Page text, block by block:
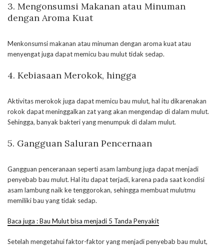
3. Mengonsumsi Makanan atau Minuman
dengan Aroma Kuat
Menkonsumsi makanan atau minuman dengan aroma kuat atau
menyengat juga dapat memicu bau mulut tidak sedap.
4. Kebiasaan Merokok, hingga
Aktivitas merokok juga dapat memicu bau mulut, hal itu dikarenakan
rokok dapat meninggalkan zat yang akan mengendap di dalam mulut.
Sehingga, banyak bakteri yang menumpuk di dalam mulut.
5. Gangguan Saluran Pencernaan
Gangguan penceranaan seperti asam lambung juga dapat menjadi
penyebab bau mulut. Hal itu dapat terjadi, karena pada saat kondisi
asam lambung naik ke tenggorokan, sehingga membuat mulutmu
memiliki bau yang tidak sedap.
Baca juga : Bau Mulut bisa menjadi 5 Tanda Penyakit
Setelah mengetahui faktor-faktor yang menjadi penyebab bau mulut,